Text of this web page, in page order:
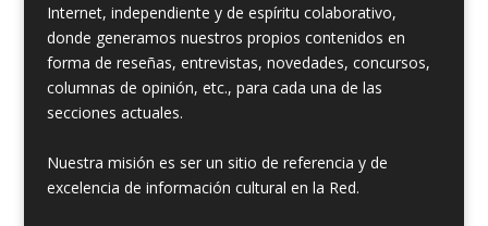
Internet, independiente y de espíritu colaborativo,
donde generamos nuestros propios contenidos en
forma de reseñas, entrevistas, novedades, concursos,
columnas de opinión, etc., para cada una de las
secciones actuales.
Nuestra misión es ser un sitio de referencia y de
excelencia de información cultural en la Red.